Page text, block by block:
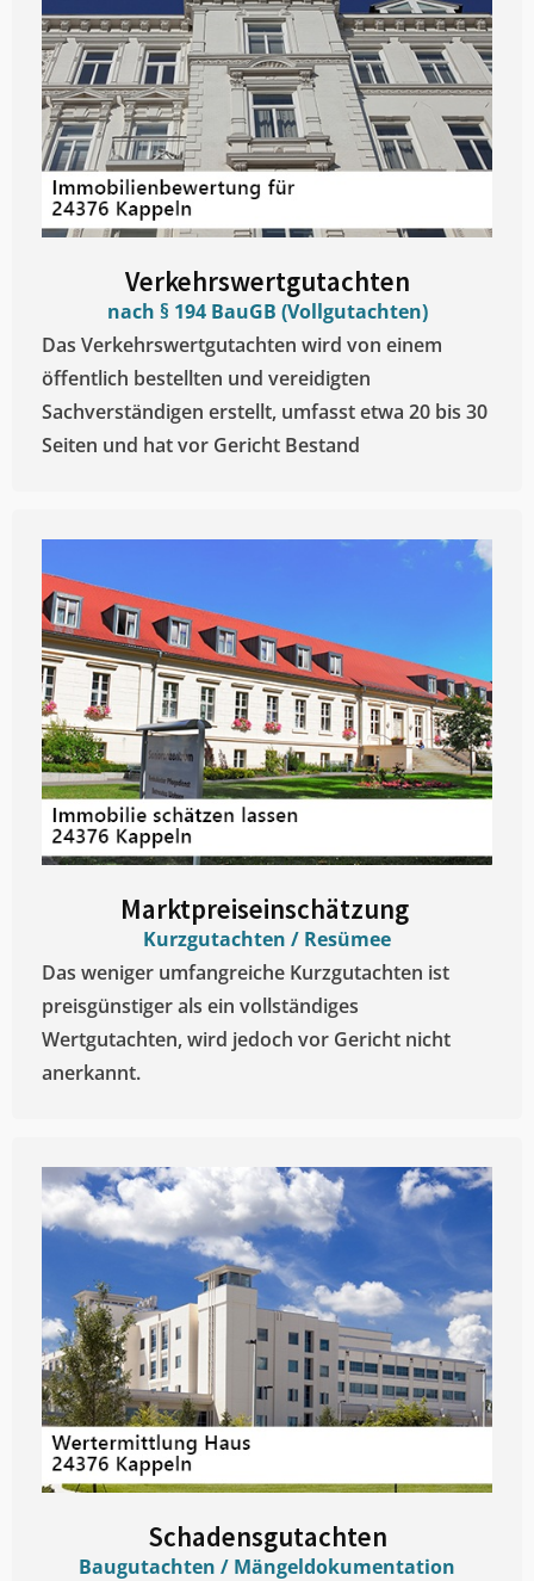
Verkehrswertgutachten
nach § 194 BauGB (Vollgutachten)
Das Verkehrswertgutachten wird von einem
öffentlich bestellten und vereidigten
Sachverständigen erstellt, umfasst etwa 20 bis 30
Seiten und hat vor Gericht Bestand
Marktpreiseinschätzung ​
Kurzgutachten / Resümee
Das weniger umfangreiche Kurzgutachten ist
preisgünstiger als ein vollständiges
Wertgutachten, wird jedoch vor Gericht nicht
anerkannt.
Schadensgutachten
Baugutachten / Mängeldokumentation